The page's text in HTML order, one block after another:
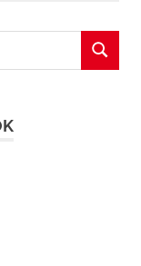
SUCHEN